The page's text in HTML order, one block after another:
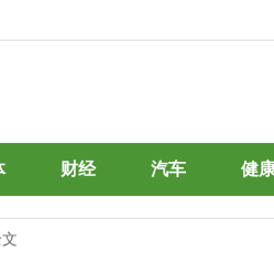
财经 汽车 健
文